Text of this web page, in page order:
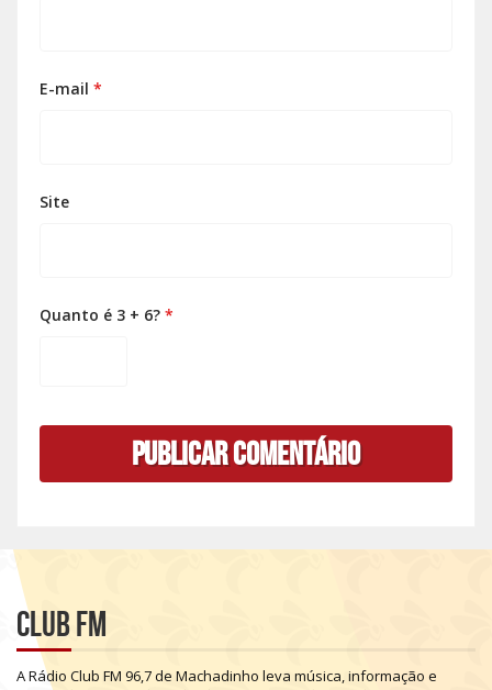
E-mail *
Site
Quanto é 3 + 6? *
Club FM
ARádio Club FM 96,7de Machadinho leva música,informação e